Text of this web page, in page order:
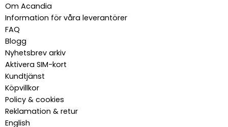
Om Acandia
Information för våra leverantörer
FAQ
Blogg
Nyhetsbrev arkiv
Aktivera SIM-kort
Kundtjänst
Köpvillkor
Policy & cookies
Reklamation & retur
English